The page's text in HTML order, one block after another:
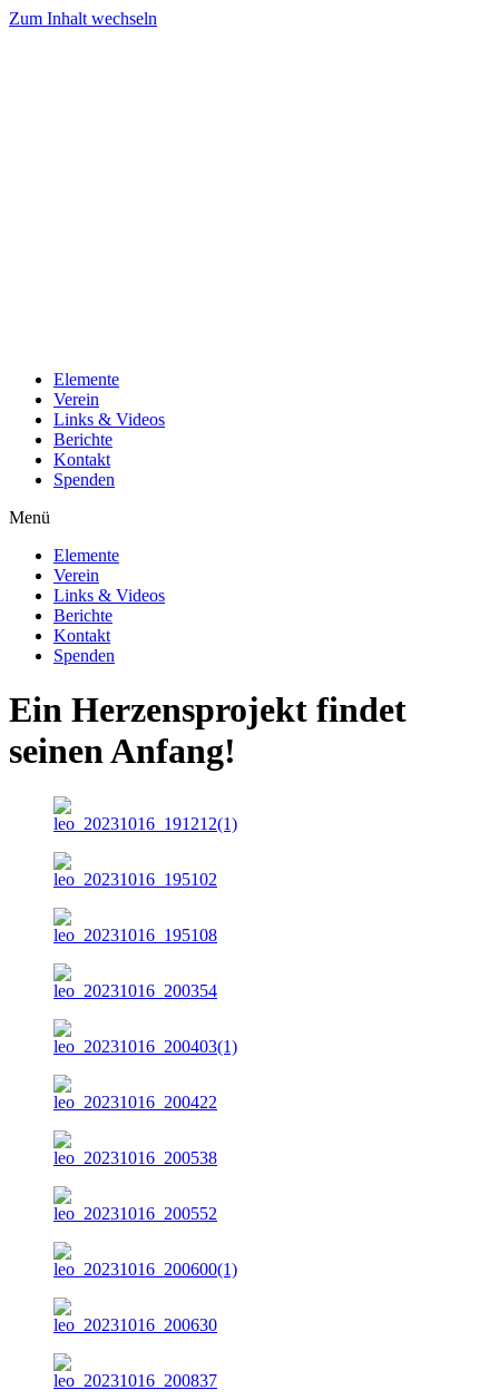
Zum Inhalt wechseln
Elemente
Verein
Links & Videos
Berichte
Kontakt
Spenden
Menü
Elemente
Verein
Links & Videos
Berichte
Kontakt
Spenden
Ein Herzensprojekt findet
seinen Anfang!